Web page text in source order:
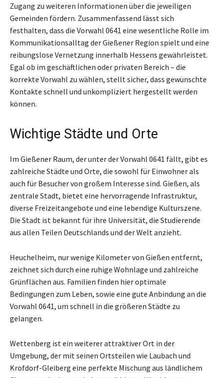
Zugang zu weiteren Informationen über die jeweiligen
Gemeinden fördern. Zusammenfassend lässt sich
festhalten, dass die Vorwahl 0641 eine wesentliche Rolle im
Kommunikationsalltag der Gießener Region spielt und eine
reibungslose Vernetzung innerhalb Hessens gewährleistet.
Egal ob im geschäftlichen oder privaten Bereich – die
korrekte Vorwahl zu wählen, stellt sicher, dass gewünschte
Kontakte schnell und unkompliziert hergestellt werden
können.
Wichtige Städte und Orte
Im Gießener Raum, der unter der Vorwahl 0641 fällt, gibt es
zahlreiche Städte und Orte, die sowohl für Einwohner als
auch für Besucher von großem Interesse sind. Gießen, als
zentrale Stadt, bietet eine hervorragende Infrastruktur,
diverse Freizeitangebote und eine lebendige Kulturszene.
Die Stadt ist bekannt für ihre Universität, die Studierende
aus allen Teilen Deutschlands und der Welt anzieht.
Heuchelheim, nur wenige Kilometer von Gießen entfernt,
zeichnet sich durch eine ruhige Wohnlage und zahlreiche
Grünflächen aus. Familien finden hier optimale
Bedingungen zum Leben, sowie eine gute Anbindung an die
Vorwahl 0641, um schnell in die größeren Städte zu
gelangen.
Wettenberg ist ein weiterer attraktiver Ort in der
Umgebung, der mit seinen Ortsteilen wie Laubach und
Krofdorf-Gleiberg eine perfekte Mischung aus ländlichem